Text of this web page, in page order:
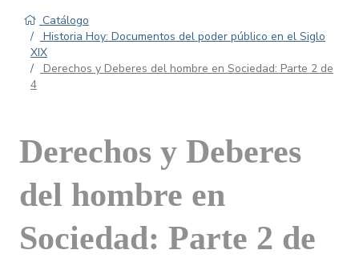
Catálogo
Historia Hoy: Documentos del poder público en el Siglo
XIX
Derechos y Deberes del hombre en Sociedad: Parte 2 de
4
Derechos y Deberes
del hombre en
Sociedad: Parte 2 de